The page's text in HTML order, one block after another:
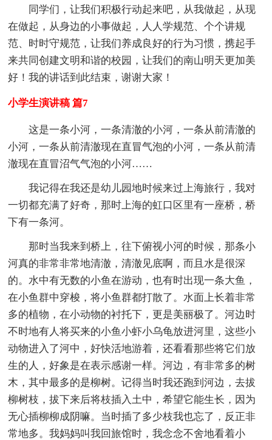
同学们，让我们积极行动起来吧，从我做起，从现
在做起，从身边的小事做起，人人学规范、个个讲规
范、时时守规范，让我们养成良好的行为习惯，携起手
来共同创建文明和谐的校园，让我们的南山明天更加美
好！我的讲话到此结束，谢谢大家！
小学生演讲稿 篇7
这是一条小河，一条清澈的小河，一条从前清澈的
小河，一条从前清澈现在直冒气泡的小河，一条从前清
澈现在直冒沼气气泡的小河……
我记得在我还是幼儿园地时候来过上海旅行，我对
一切都充满了好奇，那时上海的虹口区里有一座桥，桥
下有一条河。
那时当我来到桥上，往下俯视小河的时候，那条小
河真的非常非常地清澈，清澈见底啊，而且水是很深
的。水中有无数的小鱼在游动，也有时出现一条大鱼，
在小鱼群中穿梭，将小鱼群都打散了。水面上长着非常
多的植物，在小动物的衬托下，更是美丽极了。河边时
不时地有人将买来的小鱼小虾小乌龟放进河里，这些小
动物进入了河中，好快活地游着，还看看那些将它们放
生的人，好象是在表示感谢一样。河边，有非常多的树
木，其中最多的是柳树。记得当时我还跑到河边，去拔
柳树枝，拔下来后将枝插入土中，希望它能生长，因为
无心插柳柳成阴嘛。当时插了多少枝我也忘了，反正非
常地多。我妈妈叫我回旅馆时，我念念不舍地看着小